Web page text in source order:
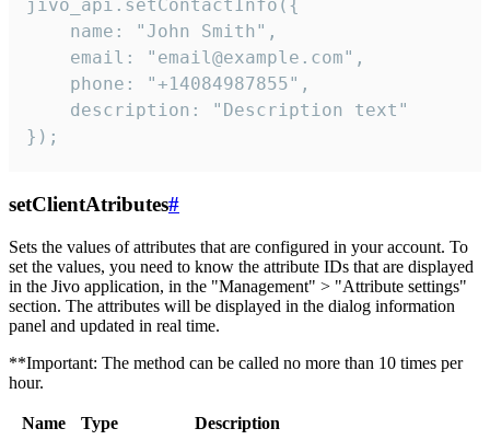
jivo_api.setContactInfo({
    name: "John Smith",
    email: "email@example.com",
    phone: "+14084987855",
    description: "Description text"
});
setClientAtributes#
Sets the values ​​of attributes that are configured in your account. To
set the values, you need to know the attribute IDs that are displayed
in the Jivo application, in the "Management" > "Attribute settings"
section. The attributes will be displayed in the dialog information
panel and updated in real time.
**Important: The method can be called no more than 10 times per
hour.
Name Type
Description